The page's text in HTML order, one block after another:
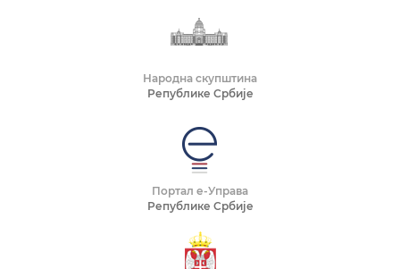
Народна скупштина
Републике Србије
Портал е-Управа
Републике Србије